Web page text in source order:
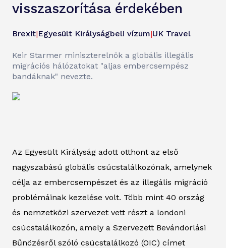
visszaszorítása érdekében
Brexit|Egyesült Királyságbeli vízum|UK Travel
Keir Starmer miniszterelnök a globális illegális
migrációs hálózatokat "aljas embercsempész
bandáknak" nevezte.
Az Egyesült Királyság adott otthont az első
nagyszabású globális csúcstalálkozónak, amelynek
célja az embercsempészet és az illegális migráció
problémáinak kezelése volt. Több mint 40 ország
és nemzetközi szervezet vett részt a londoni
csúcstalálkozón, amely a Szervezett Bevándorlási
Bűnözésről szóló csúcstalálkozó (OIC) címet